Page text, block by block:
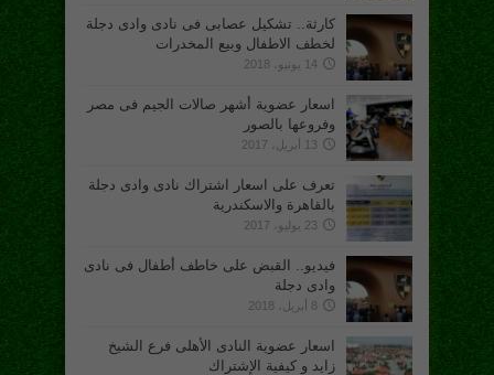
كارثة.. تشكيل عصابى فى نادى وادى دجلة
لخطف الاطفال وبيع المخدرات
14 يونيو، 2018
اسعار عضوية أشهر صالات الجيم فى مصر
وفروعها بالصور
13 أبريل، 2017
تعرف على اسعار اشتراك نادى وادى دجلة
بالقاهرة والاسكندرية
23 يوليو، 2017
فيديو.. القبض على خاطف أطفال فى نادى
وادى دجلة
8 أبريل، 2018
اسعار عضوية النادى الأهلى فرع الشيخ
زايد و كيفية الإشتراك